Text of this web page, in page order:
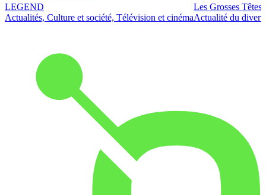
LEGEND
Actualités, Culture et société, Télévision et cinéma
Les Grosses Têtes
Actualité du